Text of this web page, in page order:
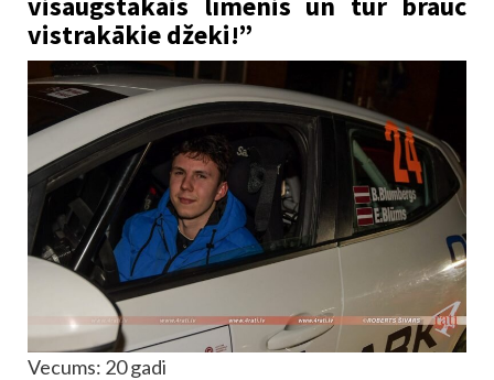
vistrakākie džeki!”
Vecums: 20 gadi